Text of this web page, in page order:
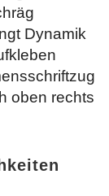
Dynamik
oben rechts